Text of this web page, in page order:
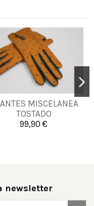
MISCELANEA
TOSTADO
99,90 €
75 80 85 70
Añadir al carrito
newsletter